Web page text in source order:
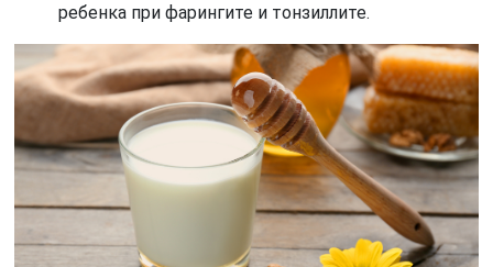
ребенка при фарингите и тонзиллите.